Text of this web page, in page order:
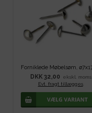
DKK 32,00
ekskl. moms
Evt. fragt tillægges.